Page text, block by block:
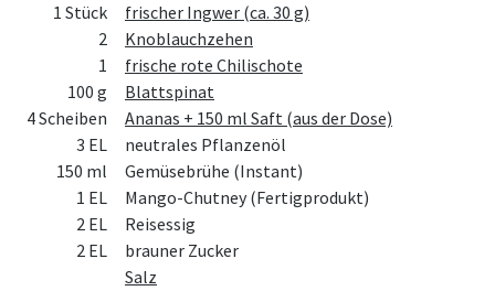
1 Stück
frischer Ingwer (ca. 30 g)
2
Knoblauchzehen
1
frische rote Chilischote
100 g
Blattspinat
4 Scheiben
Ananas + 150 ml Saft (aus der Dose)
3 EL
neutrales Pflanzenöl
150 ml
Gemüsebrühe (Instant)
1 EL
Mango-Chutney (Fertigprodukt)
2 EL
Reisessig
2 EL
brauner Zucker
Salz